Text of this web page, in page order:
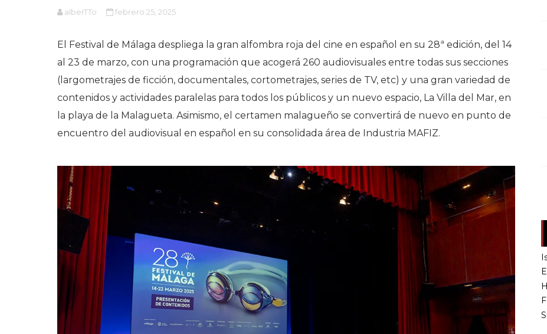
alberTTo febrero 25, 2025
El Festival de Málaga despliega la gran alfombra roja del cine en español en su 28ª edición, del 14
al 23 de marzo, con una programación que acogerá 260 audiovisuales entre todas sus secciones
(largometrajes de ficción, documentales, cortometrajes, series de TV, etc) y una gran variedad de
contenidos y actividades paralelas para todos los públicos y un nuevo espacio, La Villa del Mar, en
la playa de la Malagueta. Asimismo, el certamen malagueño se convertirá de nuevo en punto de
encuentro del audiovisual en español en su consolidada área de Industria MAFIZ.